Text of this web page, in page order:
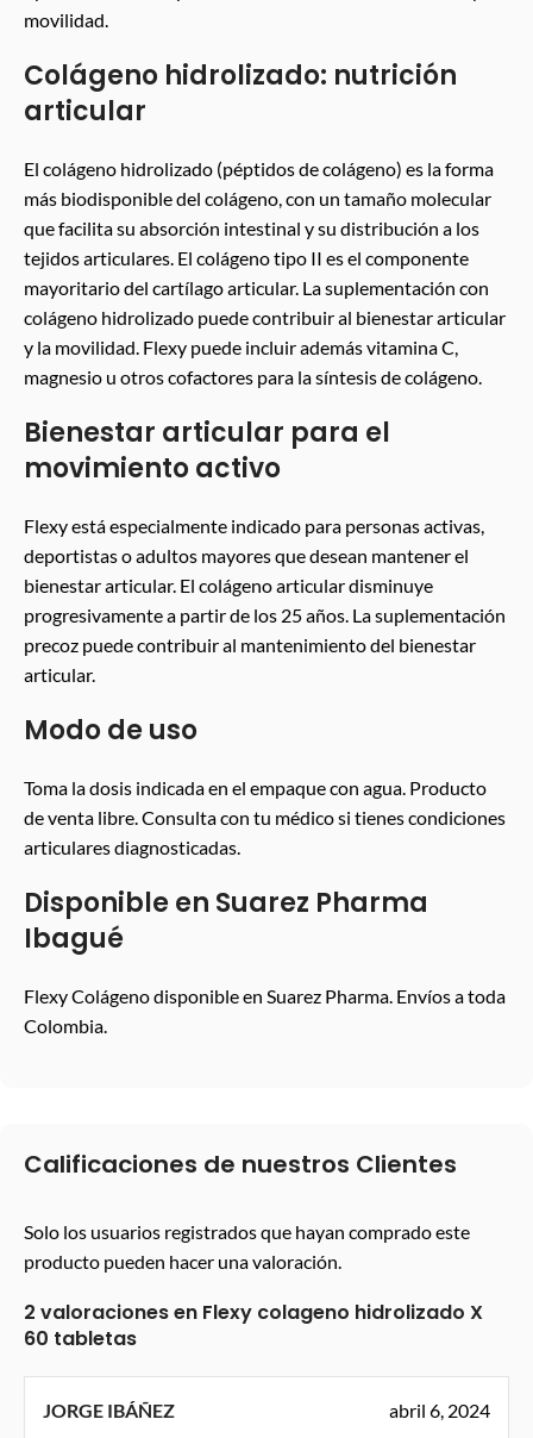
movilidad.
Colágeno hidrolizado: nutrición
articular
El colágeno hidrolizado (péptidos de colágeno) es la forma
más biodisponible del colágeno, con un tamaño molecular
que facilita su absorción intestinal y su distribución a los
tejidos articulares. El colágeno tipo II es el componente
mayoritario del cartílago articular. La suplementación con
colágeno hidrolizado puede contribuir al bienestar articular
y la movilidad. Flexy puede incluir además vitamina C,
magnesio u otros cofactores para la síntesis de colágeno.
Bienestar articular para el
movimiento activo
Flexy está especialmente indicado para personas activas,
deportistas o adultos mayores que desean mantener el
bienestar articular. El colágeno articular disminuye
progresivamente a partir de los 25 años. La suplementación
precoz puede contribuir al mantenimiento del bienestar
articular.
Modo de uso
Toma la dosis indicada en el empaque con agua. Producto
de venta libre. Consulta con tu médico si tienes condiciones
articulares diagnosticadas.
Disponible en Suarez Pharma
Ibagué
Flexy Colágeno disponible en Suarez Pharma. Envíos a toda
Colombia.
Calificaciones de nuestros Clientes
2 valoraciones en Flexy colageno hidrolizado X
60 tabletas
JORGE IBÁÑEZ abril 6, 2024
Solo los usuarios registrados que hayan comprado este
producto pueden hacer una valoración.